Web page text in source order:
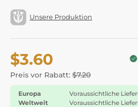
Unsere Produktion
$3.60
Preis vor Rabatt: $7.20
Europa
Voraussichtliche
Weltweit
Voraussichtliche